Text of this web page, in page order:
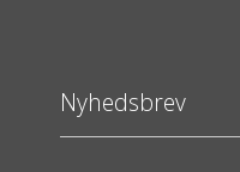
Nyhedsbrev